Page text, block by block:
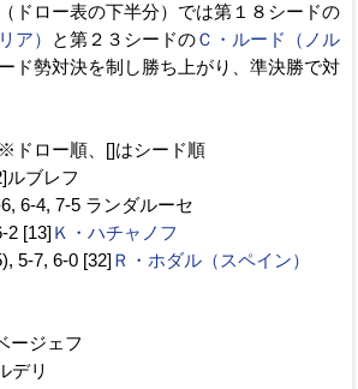
ドロー表の下半分）では第１８シードの
ア）
と第２３シードのＣ・ルード（ノル
ド勢対決を制し勝ち上がり、準決勝で対
ドロー順、[]はシード順
ルブレフ
6-4, 7-5 ランダルーセ
2 [13] Ｋ・ハチャノフ
5-7, 6-0 [32] Ｒ・ホダル（スペイン）
ージェフ
デリ